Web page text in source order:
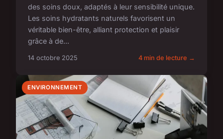
des soins doux, adaptés à leur sensibilité unique.
Les soins hydratants naturels favorisent un
véritable bien-être, alliant protection et plaisir
grâce à de...
14 octobre 2025 4 min de lecture →
ENVIRONNEMENT